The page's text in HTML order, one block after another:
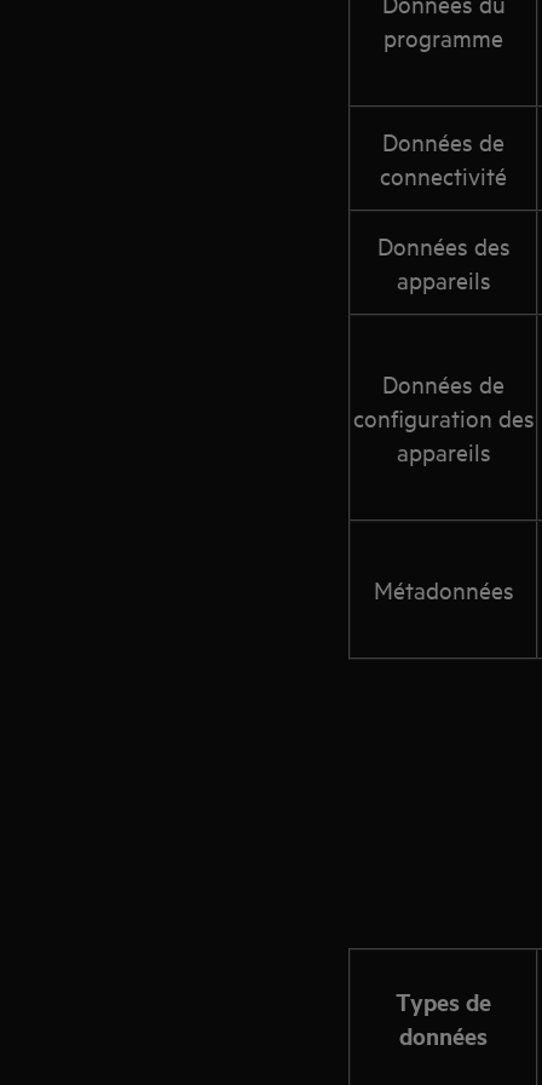
programme
Données de
connectivité
Données des
appareils
Données de
configuration des
appareils
Métadonnées
Types de
données